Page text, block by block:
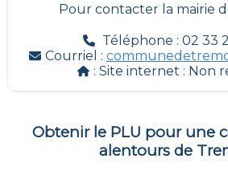
Pour contacter la mairie
Téléphone : 02 33
Courriel :
: Site internet : Non
Obtenir le PLU pour une
alentours de